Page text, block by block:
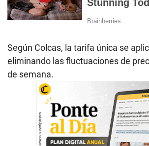
Según Colcas, la tarifa única se
eliminando las fluctuaciones de
de semana.